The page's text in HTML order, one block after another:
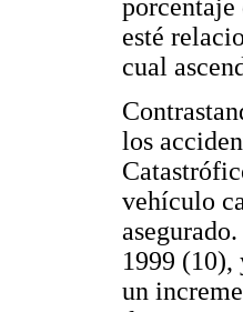
porcentaje
esté
cual
los
vehículo
1999 (10),
un